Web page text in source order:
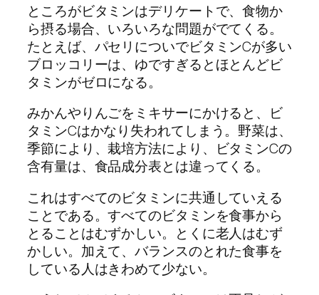
ところがビタミンはデリケートで、食物か
ら摂る場合、いろいろな問題がでてくる。
たとえば、パセリについでビタミンCが多い
ブロッコリーは、ゆですぎるとほとんどビ
タミンがゼロになる。
みかんやりんごをミキサーにかけると、ビ
タミンCはかなり失われてしまう。野菜は、
季節により、栽培方法により、ビタミンCの
含有量は、食品成分表とは違ってくる。
これはすべてのビタミンに共通していえる
ことである。すべてのビタミンを食事から
とることはむずかしい。とくに老人はむず
かしい。加えて、バランスのとれた食事を
している人はきわめて少ない。